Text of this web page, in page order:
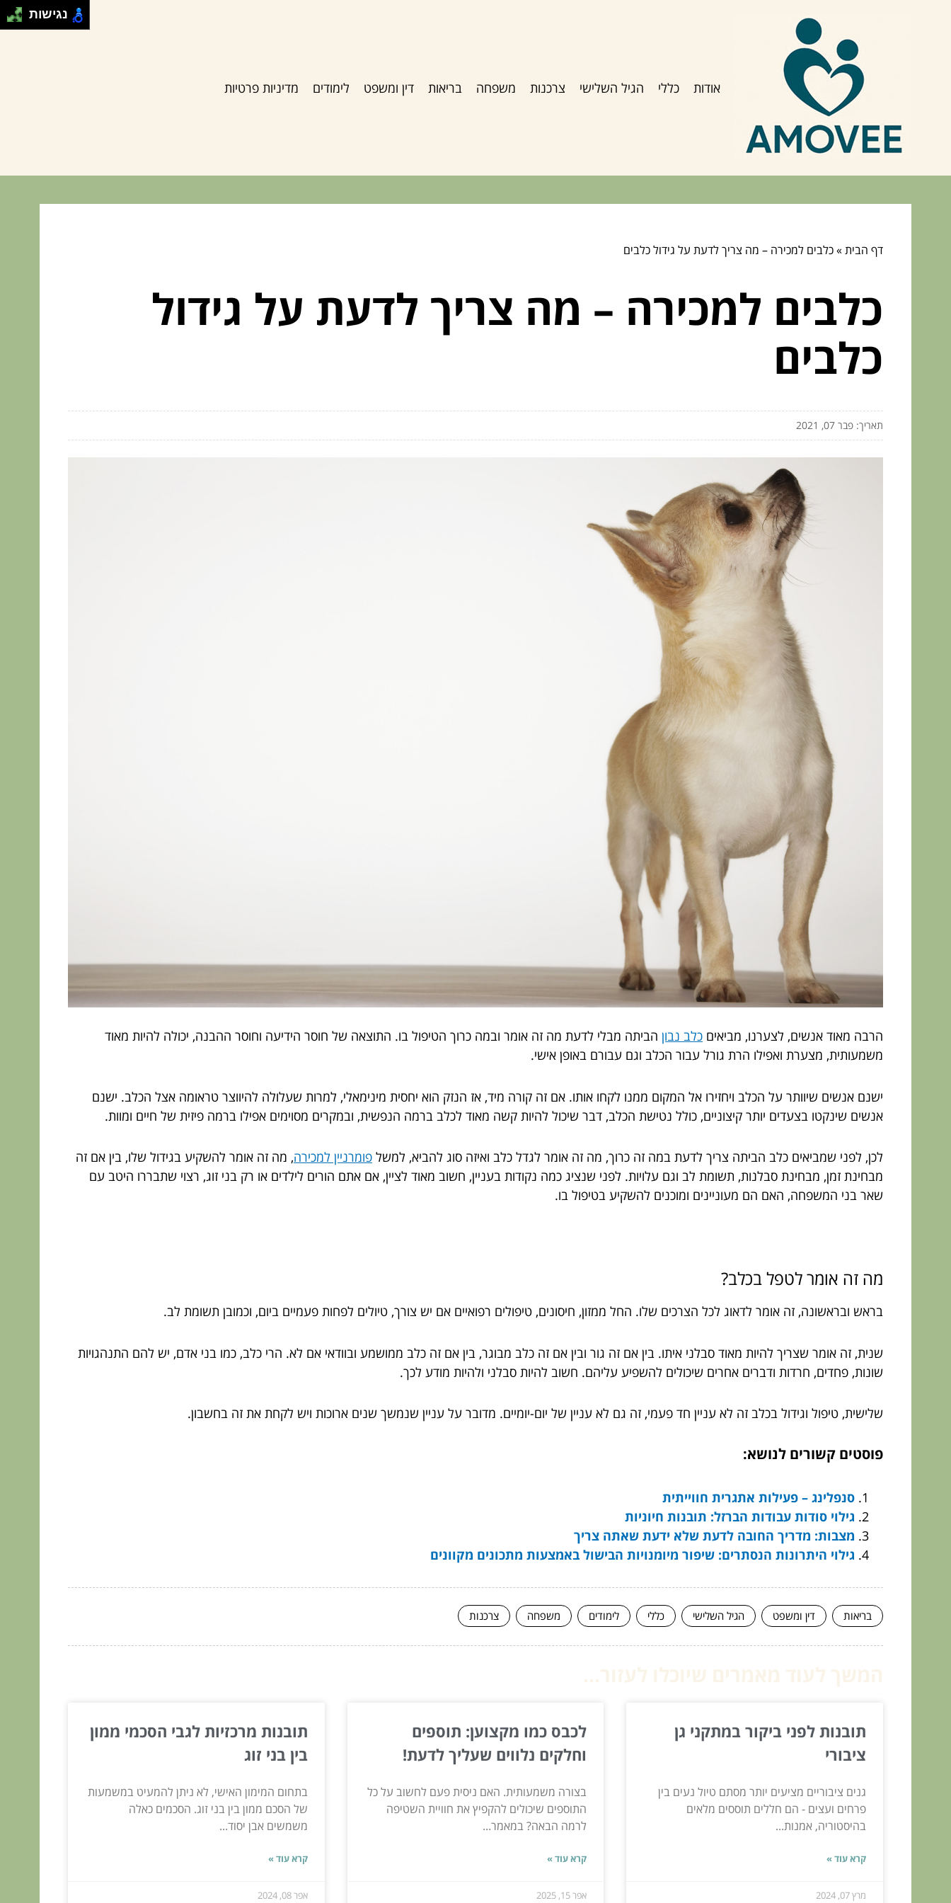
אודות כללי הגיל השלישי צרכנות משפחה בריאות דין ומשפט לימודים מדיניות פרטיות
דף הבית»כלבים למכירה – מה צריך לדעת על גידול כלבים
כלבים למכירה – מה צריך לדעת על גידול
כלבים
תאריך: פבר 07, 2021
הרבה מאוד אנשים, לצערנו, מביאים כלב נבון הביתה מבלי לדעת מה זה אומר ובמה כרוך הטיפול בו. התוצאה של חוסר הידיעה וחוסר ההבנה, יכולה להיות מאוד
משמעותית, מצערת ואפילו הרת גורל עבור הכלב וגם עבורם באופן אישי.
ישנם אנשים שיוותר על הכלב ויחזירו אל המקום ממנו לקחו אותו. אם זה קורה מיד, אז הנזק הוא יחסית מינימאלי, למרות שעלולה להיווצר טראומה אצל הכלב. ישנם
אנשים שינקטו בצעדים יותר קיצוניים, כולל נטישת הכלב, דבר שיכול להיות קשה מאוד לכלב ברמה הנפשית, ובמקרים מסוימים אפילו ברמה פיזית של חיים ומוות.
לכן, לפני שמביאים כלב הביתה צריך לדעת במה זה כרוך, מה זה אומר לגדל כלב ואיזה סוג להביא, למשל פומרניין למכירה, מה זה אומר להשקיע בגידול שלו, בין אם זה
מבחינת זמן, מבחינת סבלנות, תשומת לב וגם עלויות. לפני שנציג כמה נקודות בעניין, חשוב מאוד לציין, אם אתם הורים לילדים או רק בני זוג, רצוי שתבררו היטב עם
שאר בני המשפחה, האם הם מעוניינים ומוכנים להשקיע בטיפול בו.
מה זה אומר לטפל בכלב?
בראש ובראשונה, זה אומר לדאוג לכל הצרכים שלו. החל ממזון, חיסונים, טיפולים רפואיים אם יש צורך, טיולים לפחות פעמיים ביום, וכמובן תשומת לב.
שנית, זה אומר שצריך להיות מאוד סבלני איתו. בין אם זה גור ובין אם זה כלב מבוגר, בין אם זה כלב ממושמע ובוודאי אם לא. הרי כלב, כמו בני אדם, יש להם התנהגויות
שונות, פחדים, חרדות ודברים אחרים שיכולים להשפיע עליהם. חשוב להיות סבלני ולהיות מודע לכך.
שלישית, טיפול וגידול בכלב זה לא עניין חד פעמי, זה גם לא עניין של יום-יומיים. מדובר על עניין שנמשך שנים ארוכות ויש לקחת את זה בחשבון.
פוסטים קשורים לנושא:
סנפלינג – פעילות אתגרית חווייתית
גילוי סודות עבודות הברזל: תובנות חיוניות
מצבות: מדריך החובה לדעת שלא ידעת שאתה צריך
גילוי היתרונות הנסתרים: שיפור מיומנויות הבישול באמצעות מתכונים מקוונים
בריאות דין ומשפט הגיל השלישי כללי לימודים משפחה צרכנות
תובנות לפני ביקור במתקני גן
ציבורי
גנים ציבוריים מציעים יותר מסתם טיול נעים בין
פרחים ועצים - הם חללים תוססים מלאים
בהיסטוריה, אמנות...
קרא עוד »
מרץ 07, 2024
לכבס כמו מקצוען: תוספים
וחלקים נלווים שעליך לדעת!
בצורה משמעותית. האם ניסית פעם לחשוב על כל
התוספים שיכולים להקפיץ את חוויית השטיפה
לרמה הבאה? במאמר...
קרא עוד »
אפר 15, 2025
תובנות מרכזיות לגבי הסכמי ממון
בין בני זוג
בתחום המימון האישי, לא ניתן להמעיט במשמעות
של הסכם ממון בין בני זוג. הסכמים כאלה
משמשים אבן יסוד...
קרא עוד »
אפר 08, 2024
נגישות